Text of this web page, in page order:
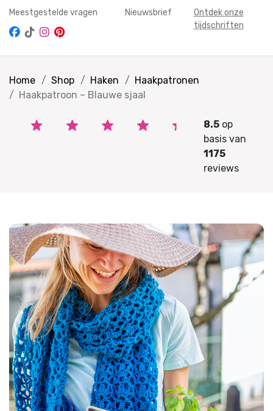
Meestgestelde vragen Nieuwsbrief
Ontdek onze
tijdschriften
Home Shop Haken
Haakpatronen
Haakpatroon – Blauwe sjaal
8.5op
basis van
1175
reviews